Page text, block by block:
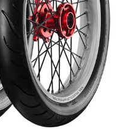
menu